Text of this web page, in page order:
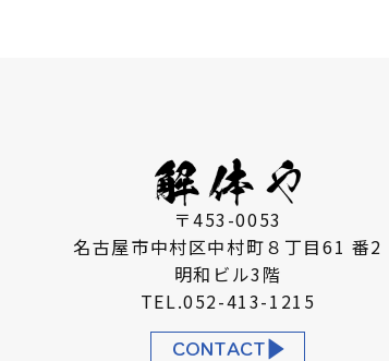
〒453-0053
名古屋市中村区中村町８丁目61 番2
明和ビル3階
TEL.052-413-1215
CONTACT